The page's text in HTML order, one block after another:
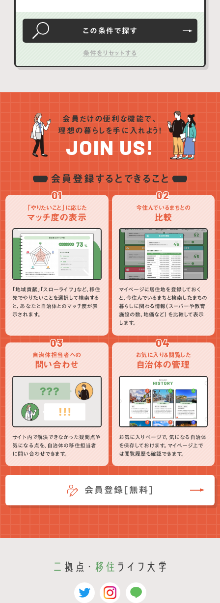
この条件で探す
会員だけの便利な機能で、
理想の暮らしを手に入れよう！
JOIN US!
会員登録するとできること
01
「やりたいこと」に応じた
マッチ度の表示
「地域貢献」「スローライフ」など、移住
先でやりたいことを選択して検索する
と、あなたと自治体とのマッチ度が表
示されます。
02
今住んでいるまちとの
比較
マイページに居住地を登録しておく
と、今住んでいるまちと検索したまちの
暮らしに関わる情報（スーパーや教育
施設の数、地価など）を比較して表示
します。
03
自治体担当者への
問い合わせ
サイト内で解決できなかった疑問点や
気になる点を、自治体の移住担当者
に問い合わせできます。
04
お気に入り＆閲覧した
自治体の管理
お気に入りページで、気になる自治体
を保存しておけます。マイページ上で
は閲覧履歴も確認できます。
会員登録[無料]